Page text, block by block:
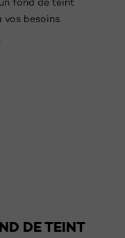
besoins.
DE TEINT